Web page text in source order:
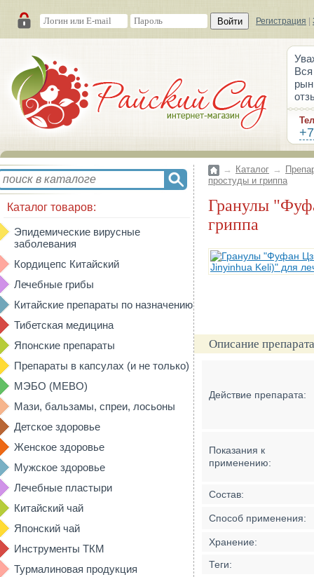
Войти Регистрация
Каталог товаров:
Эпидемические вирусные
заболевания
Кордицепс Китайский
Лечебные грибы
Китайские препараты по назначению
Тибетская медицина
Японские препараты
Препараты в капсулах (и не только)
МЭБО (MEBO)
Мази, бальзамы, спреи, лосьоны
Детское здоровье
Женское здоровье
Мужское здоровье
Лечебные пластыри
Китайский чай
Японский чай
Инструменты ТКМ
Турмалиновая продукция
→ Каталог →
простуды и гриппа
Гранулы "Фуфан Цзиньиньхуа(Fufang Jinyinhua Keli)" для лечения простуды и
гриппа
Описание
Действие препарата:
Показания к
применению:
Состав:
Способ применения:
Хранение:
Теги: